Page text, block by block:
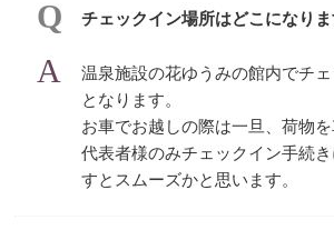
チェックイン場所はどこになりま
温泉施設の花ゆうみの館内でチ
となります。
お車でお越しの際は一旦、荷物
代表者様のみチェックイン手続
すとスムーズかと思います。